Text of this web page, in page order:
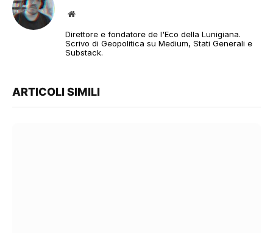
Sito
Direttore e fondatore de l'Eco della Lunigiana.
Scrivo di Geopolitica su Medium, Stati Generali e
Substack.
ARTICOLI SIMILI